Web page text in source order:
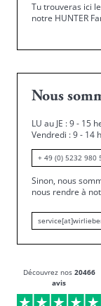
Tu trouveras ici
notre HUNTER
Nous
LU au JE : 9 - 15
Vendredi : 9 - 14
+ 49 (0) 5232 980
Sinon, nous
nous rendre à
Découvrez nos 20466
avis